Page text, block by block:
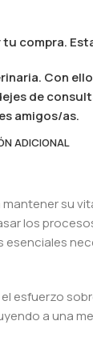
compra.
Con
de
amigos/as.
ADICIONAL
su
los
esfuerzo
a una